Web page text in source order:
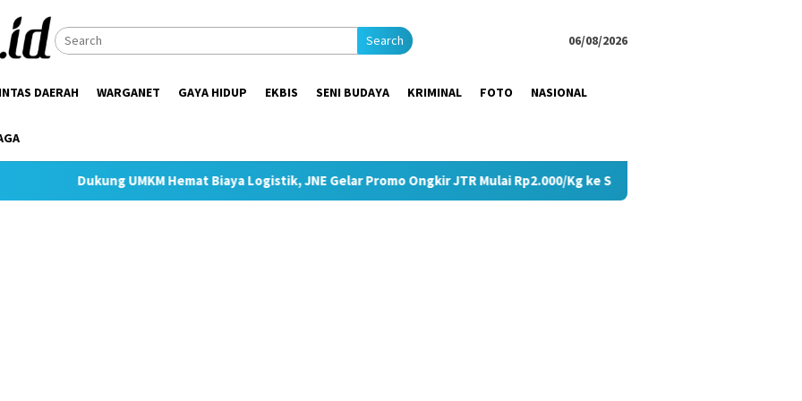
Search 06/08/2026
DAERAH WARGANET GAYA HIDUP EKBIS SENI BUDAYA KRIMINAL FOTO NASIONAL
UMKM Hemat Biaya Logistik, JNE Gelar Promo Ongkir JTR Mulai Rp2.000/Kg ke Seluruh Pulau Jawa